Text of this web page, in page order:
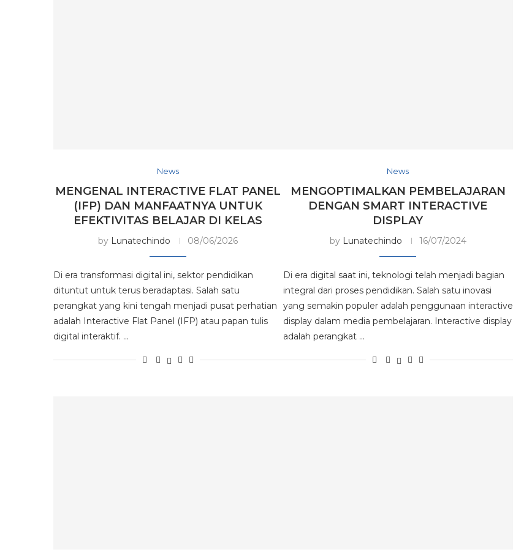
News
MENGENAL INTERACTIVE FLAT PANEL
(IFP) DAN MANFAATNYA UNTUK
EFEKTIVITAS BELAJAR DI KELAS
by Lunatechindo 08/06/2026
Di era transformasi digital ini, sektor pendidikan
dituntut untuk terus beradaptasi. Salah satu
perangkat yang kini tengah menjadi pusat perhatian
adalah Interactive Flat Panel (IFP) atau papan tulis
digital interaktif. …
News
MENGOPTIMALKAN PEMBELAJARAN
DENGAN SMART INTERACTIVE
DISPLAY
by Lunatechindo 16/07/2024
Di era digital saat ini, teknologi telah menjadi bagian
integral dari proses pendidikan. Salah satu inovasi
yang semakin populer adalah penggunaan interactive
display dalam media pembelajaran. Interactive display
adalah perangkat …